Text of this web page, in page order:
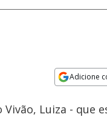
Adicione
Luiza - que